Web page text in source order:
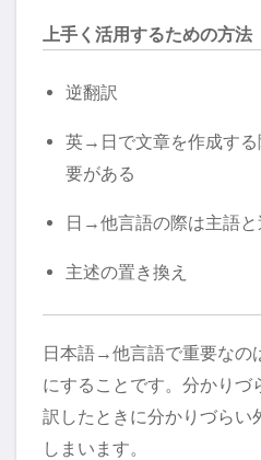
上手く活用するための方法
逆翻訳
英→日で文章を作成す
要がある
日→他言語の際は主語と
主述の置き換え
日本語→他言語で重要なの
にすることです。分かりづ
訳したときに分かりづらい
しまいます。